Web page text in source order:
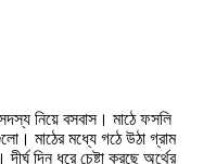
নিয়ে বসবাস। মাঠে ফসলি
মাঠের মধ্যে গঠে উঠা গ্রাম
দিন ধরে চেষ্টা করছে অর্থের